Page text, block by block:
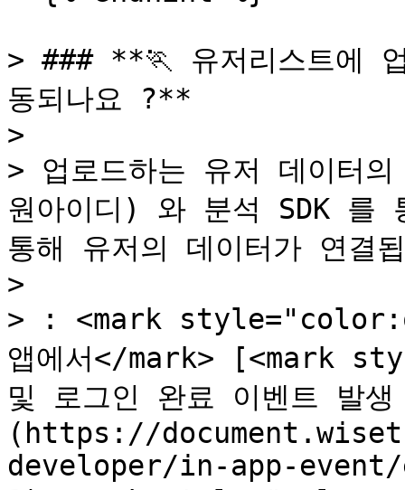
> ### **🏃 유저리스트에
동되나요 ?**
>
> 업로드하는 유저 데이터
원아이디) 와 분석 SDK 를
통해 유저의 데이터가 연결
>
> : <mark
앱에서</mark> [<mark
및 로그인 완료 이벤트 발
(https://
developer/in-app-